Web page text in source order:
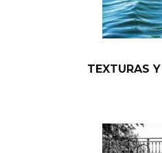
TEXTURAS